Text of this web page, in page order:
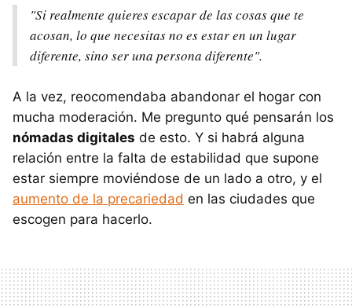
"Si realmente quieres escapar de las cosas que te
acosan, lo que necesitas no es estar en un lugar
diferente, sino ser una persona diferente".
A la vez, reocomendaba abandonar el hogar con
mucha moderación. Me pregunto qué pensarán los
nómadas digitales de esto. Y si habrá alguna
relación entre la falta de estabilidad que supone
estar siempre moviéndose de un lado a otro, y el
aumento de la precariedad en las ciudades que
escogen para hacerlo.